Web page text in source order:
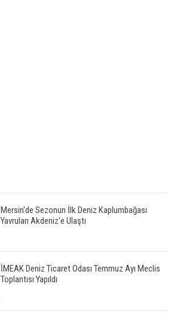
Mersin'de Sezonun İlk Deniz Kaplumbağası
Yavruları Akdeniz'e Ulaştı
İMEAK Deniz Ticaret Odası Temmuz Ayı Meclis
Toplantısı Yapıldı